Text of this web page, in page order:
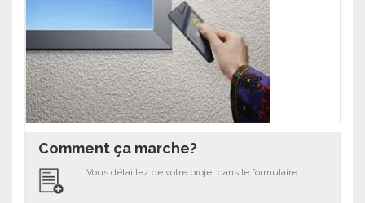
Comment ça marche?
Vous détaillez de votre projet dans le formulaire